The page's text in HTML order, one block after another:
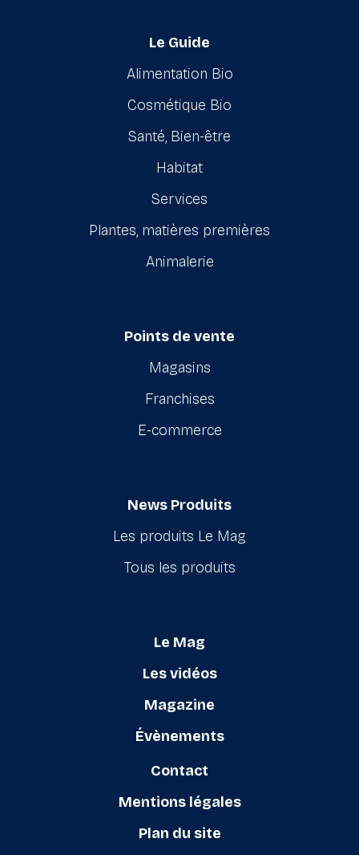
Le Guide
Alimentation Bio
Cosmétique Bio
Santé, Bien-être
Habitat
Services
Plantes, matières premières
Animalerie
Points de vente
Magasins
Franchises
E-commerce
News Produits
Les produits Le Mag
Tous les produits
Le Mag
Les vidéos
Magazine
Évènements
Contact
Mentions légales
Plan du site